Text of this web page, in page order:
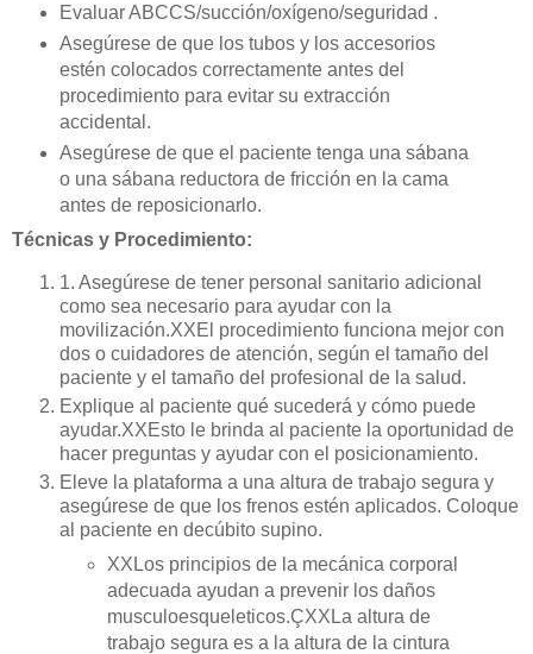
Evaluar ABCCS/succión/oxígeno/seguridad .
Asegúrese de que los tubos y los accesorios
estén colocados correctamente antes del
procedimiento para evitar su extracción
accidental.
Asegúrese de que el paciente tenga una sábana
o una sábana reductora de fricción en la cama
antes de reposicionarlo.
Técnicas y Procedimiento:
1. Asegúrese de tener personal sanitario adicional
como sea necesario para ayudar con la
movilización.XXEl procedimiento funciona mejor con
dos o cuidadores de atención, según el tamaño del
paciente y el tamaño del profesional de la salud.
Explique al paciente qué sucederá y cómo puede
ayudar.XXEsto le brinda al paciente la oportunidad de
hacer preguntas y ayudar con el posicionamiento.
Eleve la plataforma a una altura de trabajo segura y
asegúrese de que los frenos estén aplicados. Coloque
al paciente en decúbito supino.
XXLos principios de la mecánica corporal
adecuada ayudan a prevenir los daños
musculoesqueleticos.ÇXXLa altura de
trabajo segura es a la altura de la cintura